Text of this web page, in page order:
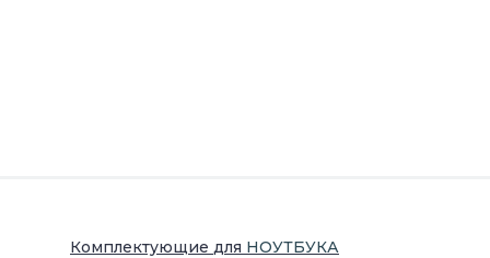
Комплектующие для НОУТБУКА